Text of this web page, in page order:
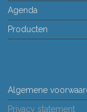
Agenda
Producten
Algemene
Privacy statement